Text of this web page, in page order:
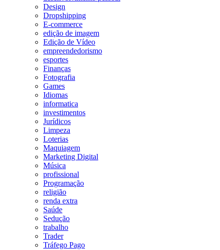
Design
Dropshipping
E-commerce
edição de imagem
Edição de Vídeo
empreendedorismo
esportes
Finanças
Fotografia
Games
Idiomas
informatica
investimentos
Jurídicos
Limpeza
Loterias
Maquiagem
Marketing Digital
Música
profissional
Programação
religião
renda extra
Saúde
Sedução
trabalho
Trader
Tráfego Pago